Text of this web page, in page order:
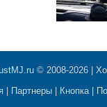
© 2008-2026 |
Партнеры Кнопка|